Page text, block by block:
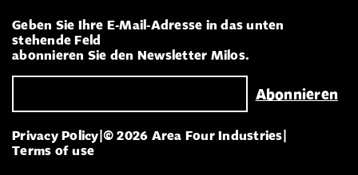
Geben Sie Ihre E-Mail-Adresse in das unten
stehende Feld
abonnieren Sie den Newsletter Milos.
Privacy Policy|© 2026 Area Four Industries|
Terms of use